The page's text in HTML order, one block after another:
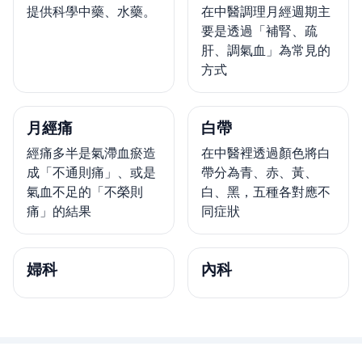
提供科學中藥、水藥。
在中醫調理月經週期主
要是透過「補腎、疏
肝、調氣血」為常見的
方式
月經痛
經痛多半是氣滯血瘀造
成「不通則痛」、或是
氣血不足的「不榮則
痛」的結果
白帶
在中醫裡透過顏色將白
帶分為青、赤、黃、
白、黑，五種各對應不
同症狀
婦科 內科